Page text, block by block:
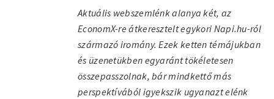
Aktuális webszemlénk alanya két, az
EconomX-re átkeresztelt egykori Napi.hu-ról
származó iromány. Ezek ketten témájukban
és üzenetükben egyaránt tökéletesen
összepasszolnak, bár mindkettő más
perspektívából igyekszik ugyanazt elénk